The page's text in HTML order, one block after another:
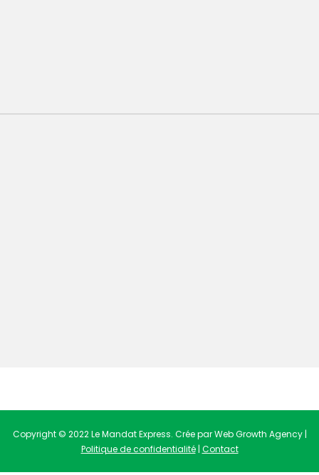
Copyright © 2022 Le Mandat Express. Crée par Web Growth Agency |
Politique de confidentialité| Contact